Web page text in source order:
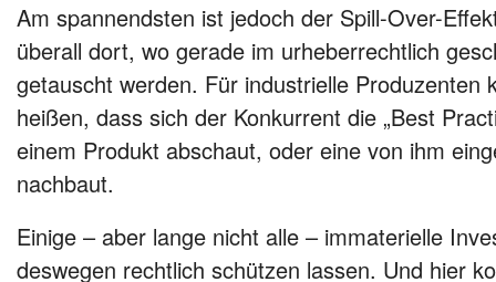
Am spannendsten ist jedoch der Spill-Over-
überall dort, wo gerade im urheberrechtlich
getauscht werden. Für industrielle Produzenten
heißen, dass sich der Konkurrent die „Best
einem Produkt abschaut, oder eine von ihm
nachbaut.
Einige – aber lange nicht alle – immaterielle
deswegen rechtlich schützen lassen. Und hier